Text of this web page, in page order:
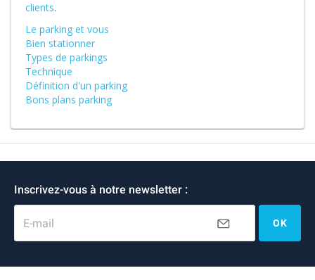
clients.
Le parking et vous
Bien stationner
Types de parkings
Technique
Définition d'un parking
Bons plans parking
Inscrivez-vous à notre newsletter :
E-mail OK